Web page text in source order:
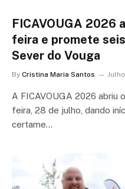
FICAVOUGA 2026
feira e promete
Sever do Vouga
By Cristina Maria Santos
A FICAVOUGA 2026
feira, 28 de julho, dando
certame…